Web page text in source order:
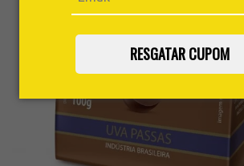
RESGATAR CUPOM